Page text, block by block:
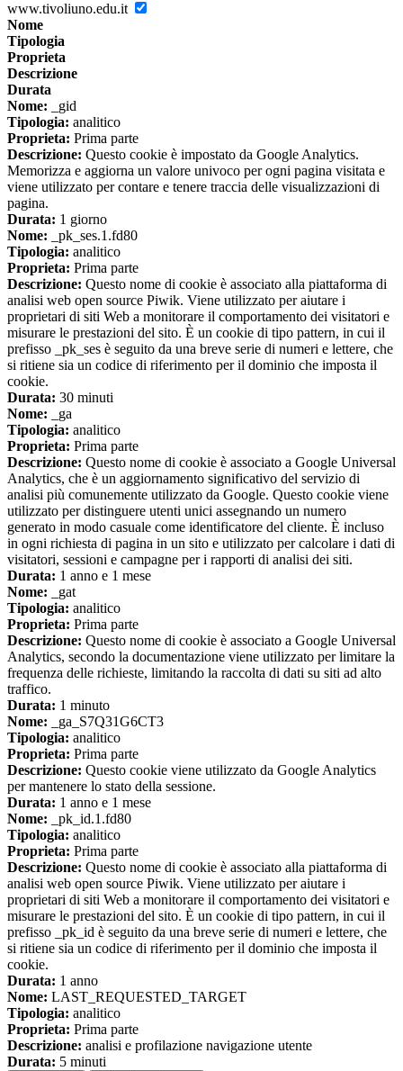
www.tivoliuno.edu.it
Nome
Tipologia
Proprieta
Descrizione
Durata
Nome: _gid
Tipologia: analitico
Proprieta: Prima parte
Descrizione: Questo cookie è impostato da Google Analytics.
Memorizza e aggiorna un valore univoco per ogni pagina visitata e
viene utilizzato per contare e tenere traccia delle visualizzazioni di
pagina.
Durata: 1 giorno
Nome: _pk_ses.1.fd80
Tipologia: analitico
Proprieta: Prima parte
Descrizione: Questo nome di cookie è associato alla piattaforma di
analisi web open source Piwik. Viene utilizzato per aiutare i
proprietari di siti Web a monitorare il comportamento dei visitatori e
misurare le prestazioni del sito. È un cookie di tipo pattern, in cui il
prefisso _pk_ses è seguito da una breve serie di numeri e lettere, che
si ritiene sia un codice di riferimento per il dominio che imposta il
cookie.
Durata: 30 minuti
Nome: _ga
Tipologia: analitico
Proprieta: Prima parte
Descrizione: Questo nome di cookie è associato a Google Universal
Analytics, che è un aggiornamento significativo del servizio di
analisi più comunemente utilizzato da Google. Questo cookie viene
utilizzato per distinguere utenti unici assegnando un numero
generato in modo casuale come identificatore del cliente. È incluso
in ogni richiesta di pagina in un sito e utilizzato per calcolare i dati di
visitatori, sessioni e campagne per i rapporti di analisi dei siti.
Durata: 1 anno e 1 mese
Nome: _gat
Tipologia: analitico
Proprieta: Prima parte
Descrizione: Questo nome di cookie è associato a Google Universal
Analytics, secondo la documentazione viene utilizzato per limitare la
frequenza delle richieste, limitando la raccolta di dati su siti ad alto
traffico.
Durata: 1 minuto
Nome: _ga_S7Q31G6CT3
Tipologia: analitico
Proprieta: Prima parte
Descrizione: Questo cookie viene utilizzato da Google Analytics
per mantenere lo stato della sessione.
Durata: 1 anno e 1 mese
Nome: _pk_id.1.fd80
Tipologia: analitico
Proprieta: Prima parte
Descrizione: Questo nome di cookie è associato alla piattaforma di
analisi web open source Piwik. Viene utilizzato per aiutare i
proprietari di siti Web a monitorare il comportamento dei visitatori e
misurare le prestazioni del sito. È un cookie di tipo pattern, in cui il
prefisso _pk_id è seguito da una breve serie di numeri e lettere, che
si ritiene sia un codice di riferimento per il dominio che imposta il
cookie.
Durata: 1 anno
Nome: LAST_REQUESTED_TARGET
Tipologia: analitico
Proprieta: Prima parte
Descrizione: analisi e profilazione navigazione utente
Durata: 5 minuti